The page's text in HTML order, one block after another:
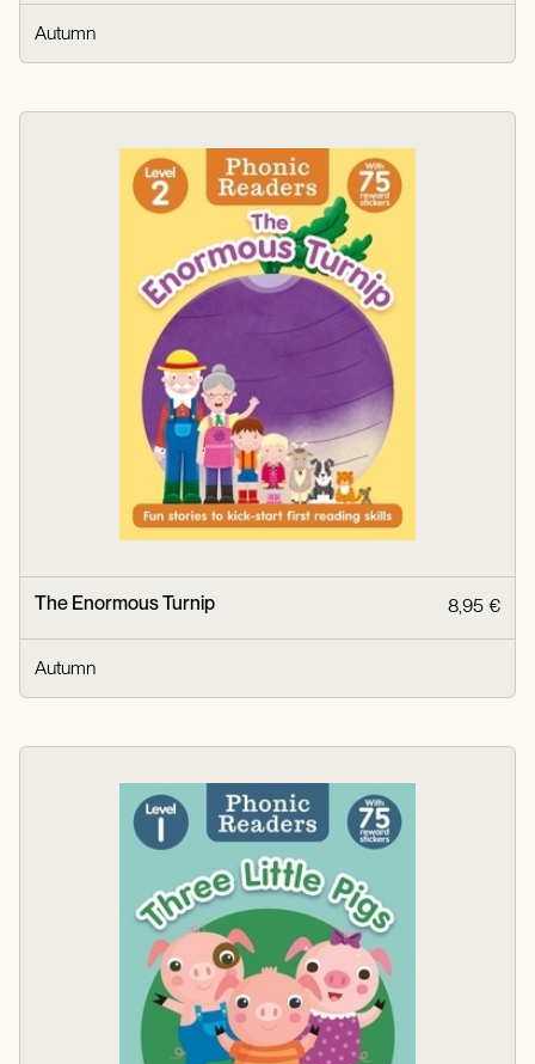
Autumn
The Enormous Turnip 8,95 €
Autumn